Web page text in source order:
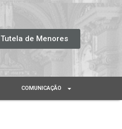
Tutela de Menores
COMUNICAÇÃO